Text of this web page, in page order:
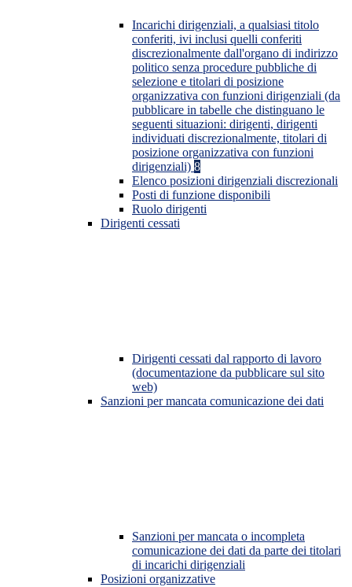
Incarichi dirigenziali, a qualsiasi titolo
conferiti, ivi inclusi quelli conferiti
discrezionalmente dall'organo di indirizzo
politico senza procedure pubbliche di
selezione e titolari di posizione
organizzativa con funzioni dirigenziali (da
pubblicare in tabelle che distinguano le
seguenti situazioni: dirigenti, dirigenti
individuati discrezionalmente, titolari di
posizione organizzativa con funzioni
dirigenziali) 8
Elenco posizioni dirigenziali discrezionali
Posti di funzione disponibili
Ruolo dirigenti
Dirigenti cessati
Dirigenti cessati dal rapporto di lavoro
(documentazione da pubblicare sul sito
web)
Sanzioni per mancata comunicazione dei dati
Sanzioni per mancata o incompleta
comunicazione dei dati da parte dei titolari
di incarichi dirigenziali
Posizioni organizzative